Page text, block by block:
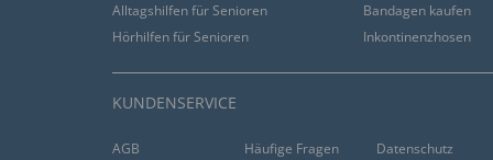
Alltagshilfen für Senioren Bandagen kaufen
Hörhilfen für Senioren
Inkontinenzhosen
KUNDENSERVICE
AGB Häufige Fragen
Datenschutz